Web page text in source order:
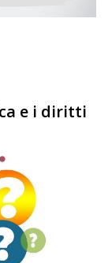
e i diritti